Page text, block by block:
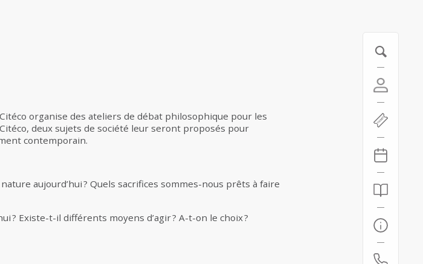
organise des ateliers de débat philosophique pour les
deux sujets de société leur seront proposés pour
contemporain.
aujourd’hui ? Quels sacrifices sommes-nous prêts à faire
? Existe-t-il différents moyens d’agir ? A-t-on le choix ?